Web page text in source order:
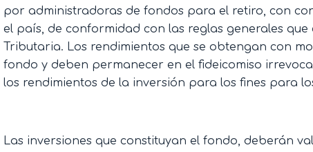
por administradoras de fondos para el retiro, con
el país, de conformidad con las reglas generales
Tributaria. Los rendimientos que se obtengan con
fondo y deben permanecer en el fideicomiso
los rendimientos de la inversión para los fines para
Las inversiones que constituyan el fondo, deberán